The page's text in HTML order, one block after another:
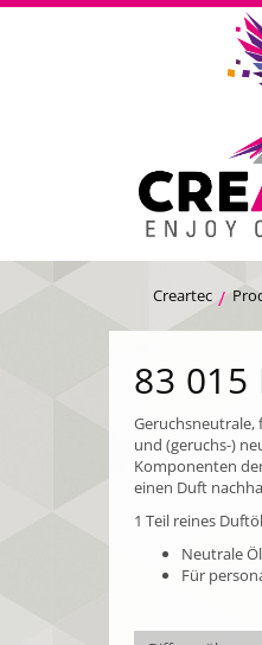
Creartec
83
Geruchsneutrale,
und (geruchs-)
Komponenten
einen Duft
1 Teil reines
Neutrale
Für